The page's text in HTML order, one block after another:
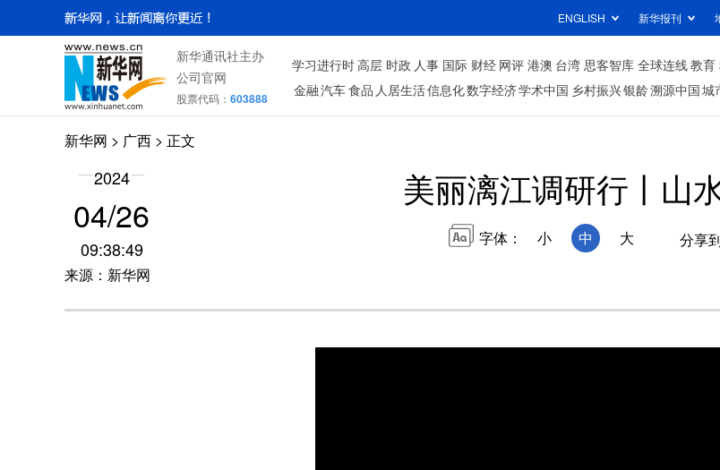
ENGLISH 新华报刊
新华通讯社主办
公司官网
股票代码： 603888
学习进行时高层 时政 人事 国际 财经 网评 港澳 台湾 思客智库 全球连线教育
金融汽车食品 人居生活信息化数字经济学术中国 乡村振兴银龄溯源中国城
新华网 > 广西 > 正文
2024
04/26
09:38:49
来源：新华网
美丽漓江调研行丨山
字体： 小 中 大 分享